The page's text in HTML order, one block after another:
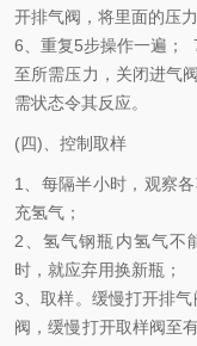
开排气阀，将里面的压
6、重复5步操作一遍；
至所需压力，关闭进气
需状态令其反应。
(四)、控制取样
1、每隔半小时，观察
充氢气；
2、氢气钢瓶内氢气不
时，就应弃用换新瓶；
3、取样。缓慢打开排
阀，缓慢打开取样阀至